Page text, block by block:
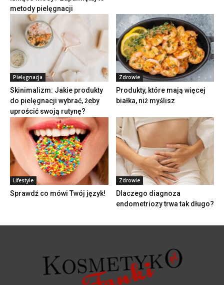
metody pielęgnacji
Pielęgnacja
Skinimalizm: Jakie produkty
do pielęgnacji wybrać, żeby
uprościć swoją rutynę?
Zdrowie
Produkty, które mają więcej
białka, niż myślisz
Lifestyle
Sprawdź co mówi Twój język!
Zdrowie
Dlaczego diagnoza
endometriozy trwa tak długo?